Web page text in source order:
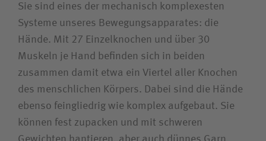
Sie sind eines der mechanisch komplexesten
Systeme unseres Bewegungsapparates: die
Hände. Mit 27 Einzelknochen und über 30
Muskeln je Hand befinden sich in beiden
zusammen damit etwa ein Viertel aller Knochen
des menschlichen Körpers. Dabei sind die Hände
ebenso feingliedrig wie komplex aufgebaut. Sie
können fest zupacken und mit schweren